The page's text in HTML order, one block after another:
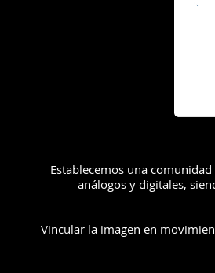
Establecemos una
análogos y digitales,
Vincular la imagen en